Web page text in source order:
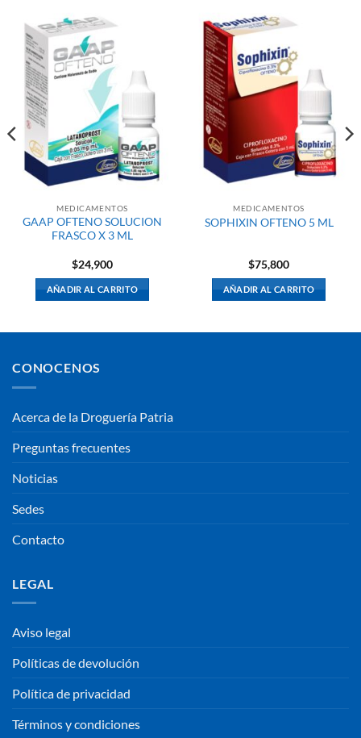
MEDICAMENTOS
GAAP OFTENO SOLUCION
FRASCO X 3 ML
$24,900
AÑADIR AL CARRITO
MEDICAMENTOS
SOPHIXIN OFTENO 5 ML
$75,800
AÑADIR AL CARRITO
CONOCENOS
Acerca de la Droguería Patria
Preguntas frecuentes
Noticias
Sedes
Contacto
LEGAL
Aviso legal
Políticas de devolución
Política de privacidad
Términos y condiciones